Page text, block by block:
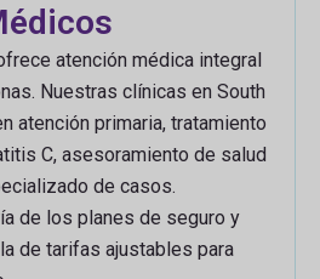
atención médica integral
Nuestras clínicas en South
atención primaria, tratamiento
C, asesoramiento de salud
de casos.
de los planes de seguro y
de tarifas ajustables para